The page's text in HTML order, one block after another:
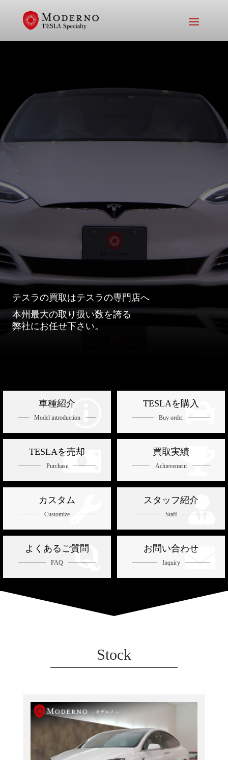
テスラの買取はテスラの専門店へ
本州最大の取り扱い数を誇る
弊社にお任せ下さい。
p
車種紹介
Model introduction 
TESLAを購入
Buy order

TESLAを売却
Purchase 
買取実績
Achievement

カスタム
Customize 
スタッフ紹介
Staff

よくあるご質問
FAQ 
お問い合わせ
Inquiry
Stock